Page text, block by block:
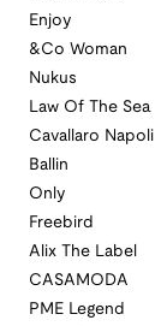
Enjoy
&Co Woman
Nukus
Law Of The Sea
Cavallaro Napoli
Ballin
Only
Freebird
Alix The Label
CASAMODA
PME Legend